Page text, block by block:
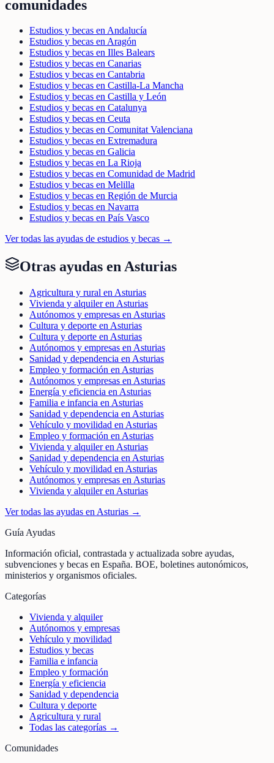
comunidades
Estudios y becas en Andalucía
Estudios y becas en Aragón
Estudios y becas en Illes Balears
Estudios y becas en Canarias
Estudios y becas en Cantabria
Estudios y becas en Castilla-La Mancha
Estudios y becas en Castilla y León
Estudios y becas en Catalunya
Estudios y becas en Ceuta
Estudios y becas en Comunitat Valenciana
Estudios y becas en Extremadura
Estudios y becas en Galicia
Estudios y becas en La Rioja
Estudios y becas en Comunidad de Madrid
Estudios y becas en Melilla
Estudios y becas en Región de Murcia
Estudios y becas en Navarra
Estudios y becas en País Vasco
Ver todas las ayudas de estudios y becas →
Otras ayudas enAsturias
Agricultura y rural en Asturias
Vivienda y alquiler en Asturias
Autónomos y empresas en Asturias
Cultura y deporte en Asturias
Cultura y deporte en Asturias
Autónomos y empresas en Asturias
Sanidad y dependencia en Asturias
Empleo y formación en Asturias
Autónomos y empresas en Asturias
Energía y eficiencia en Asturias
Familia e infancia en Asturias
Sanidad y dependencia en Asturias
Vehículo y movilidad en Asturias
Empleo y formación en Asturias
Vivienda y alquiler en Asturias
Sanidad y dependencia en Asturias
Vehículo y movilidad en Asturias
Autónomos y empresas en Asturias
Vivienda y alquiler en Asturias
Ver todas las ayudas en Asturias →
Guía Ayudas
Información oficial, contrastada y actualizada sobre ayudas,
subvenciones y becas en España. BOE, boletines autonómicos,
ministerios y organismos oficiales.
Categorías
Vivienda y alquiler
Autónomos y empresas
Vehículo y movilidad
Estudios y becas
Familia e infancia
Empleo y formación
Energía y eficiencia
Sanidad y dependencia
Cultura y deporte
Agricultura y rural
Todas las categorías →
Comunidades